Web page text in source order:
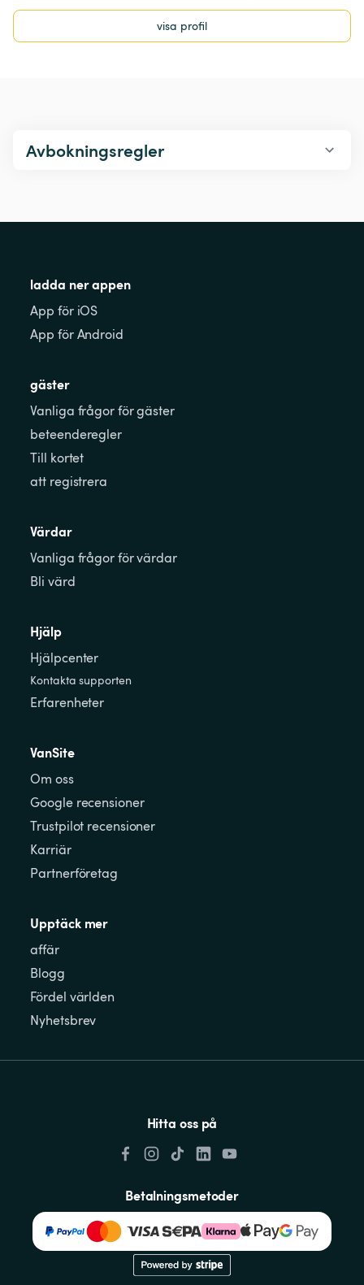
visa profil
Avbokningsregler
ladda ner appen
App för iOS
App för Android
gäster
Vanliga frågor för gäster
beteenderegler
Till kortet
att registrera
Värdar
Vanliga frågor för värdar
Bli värd
Hjälp
Hjälpcenter
Kontakta supporten
Erfarenheter
VanSite
Om oss
Google recensioner
Trustpilot recensioner
Karriär
Partnerföretag
Upptäck mer
affär
Blogg
Fördel världen
Nyhetsbrev
Hitta oss på
Betalningsmetoder